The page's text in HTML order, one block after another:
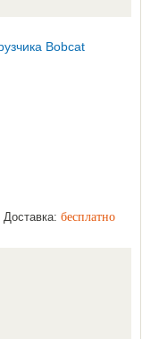
Доставка: бесплатно